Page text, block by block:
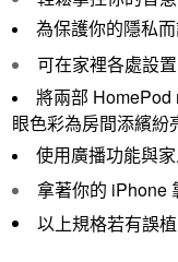
為保護你的隱私而
可在家裡各處設
將兩部 HomePod
眼色彩為房間添繽紛
使用廣播功能與
拿著你的 iPhone
以上規格若有誤